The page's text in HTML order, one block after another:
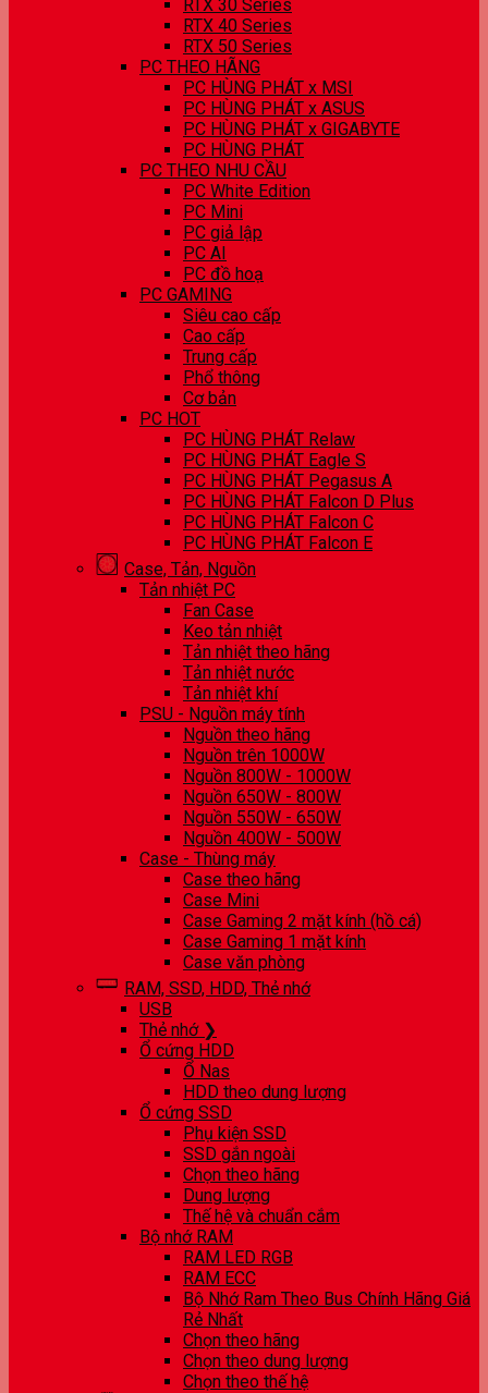
RTX 30 Series
RTX 40 Series
RTX 50 Series
PC THEO HÃNG
PC HÙNG PHÁT x MSI
PC HÙNG PHÁT x ASUS
PC HÙNG PHÁT x GIGABYTE
PC HÙNG PHÁT
PC THEO NHU CẦU
PC White Edition
PC Mini
PC giả lập
PC AI
PC đồ hoạ
PC GAMING
Siêu cao cấp
Cao cấp
Trung cấp
Phổ thông
Cơ bản
PC HOT
PC HÙNG PHÁT Relaw
PC HÙNG PHÁT Eagle S
PC HÙNG PHÁT Pegasus A
PC HÙNG PHÁT Falcon D Plus
PC HÙNG PHÁT Falcon C
PC HÙNG PHÁT Falcon E
Case, Tản, Nguồn
Tản nhiệt PC
Fan Case
Keo tản nhiệt
Tản nhiệt theo hãng
Tản nhiệt nước
Tản nhiệt khí
PSU - Nguồn máy tính
Nguồn theo hãng
Nguồn trên 1000W
Nguồn 800W - 1000W
Nguồn 650W - 800W
Nguồn 550W - 650W
Nguồn 400W - 500W
Case - Thùng máy
Case theo hãng
Case Mini
Case Gaming 2 mặt kính (hồ cá)
Case Gaming 1 mặt kính
Case văn phòng
RAM, SSD, HDD, Thẻ nhớ
USB
Thẻ nhớ ❯
Ổ cứng HDD
Ổ Nas
HDD theo dung lượng
Ổ cứng SSD
Phụ kiện SSD
SSD gắn ngoài
Chọn theo hãng
Dung lượng
Thế hệ và chuẩn cắm
Bộ nhớ RAM
RAM LED RGB
RAM ECC
Bộ Nhớ Ram Theo Bus Chính Hãng Giá
Rẻ Nhất
Chọn theo hãng
Chọn theo dung lượng
Chọn theo thế hệ